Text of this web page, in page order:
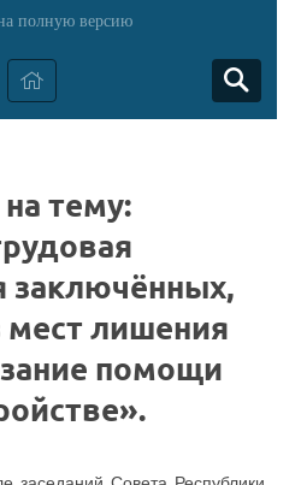
полную версию
тему:
заключённых,
лишения
помощи